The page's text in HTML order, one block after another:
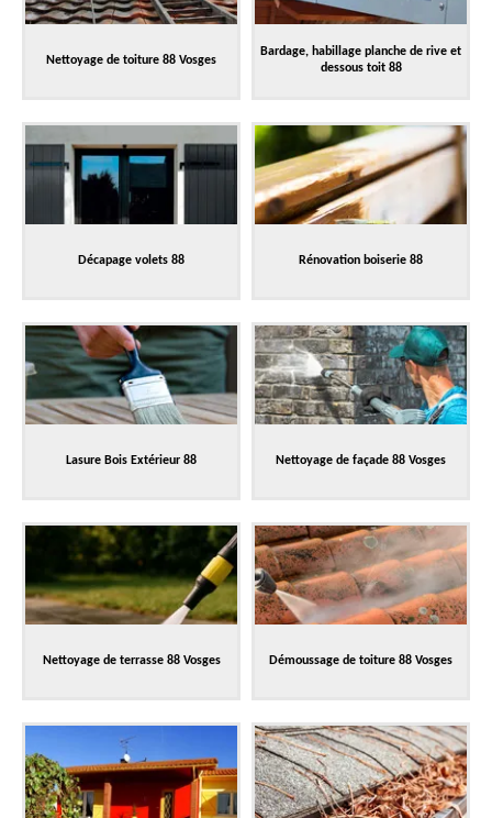
Nettoyage de toiture 88 Vosges
Bardage, habillage planche de rive et
dessous toit 88
Décapage volets 88 Rénovation boiserie 88
Lasure Bois Extérieur 88 Nettoyage de façade 88 Vosges
Nettoyage de terrasse 88 Vosges Démoussage de toiture 88 Vosges